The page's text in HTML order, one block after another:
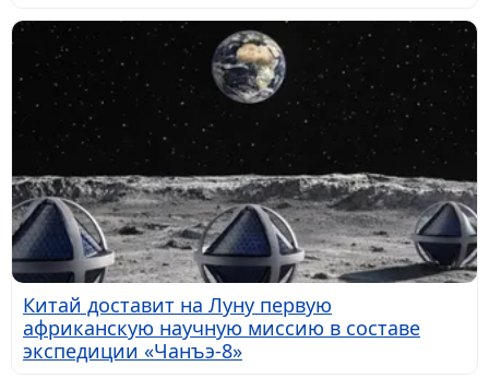
Китай доставит на Луну первую
африканскую научную миссию в составе
экспедиции «Чанъэ-8»